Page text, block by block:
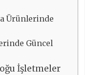
Ürünlerinde
Güncel
İşletmeler